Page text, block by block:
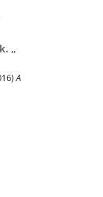
„
A